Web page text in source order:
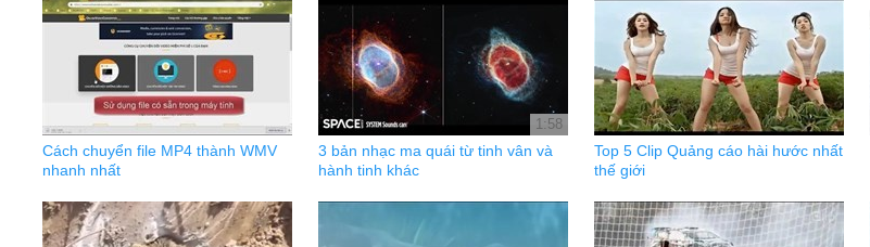
Cách chuyển file MP4 thành WMV
nhanh nhất
1:58
3 bản nhạc ma quái từ tinh vân và
hành tinh khác
Top 5 Clip Quảng cáo hài hước nhất
thế giới